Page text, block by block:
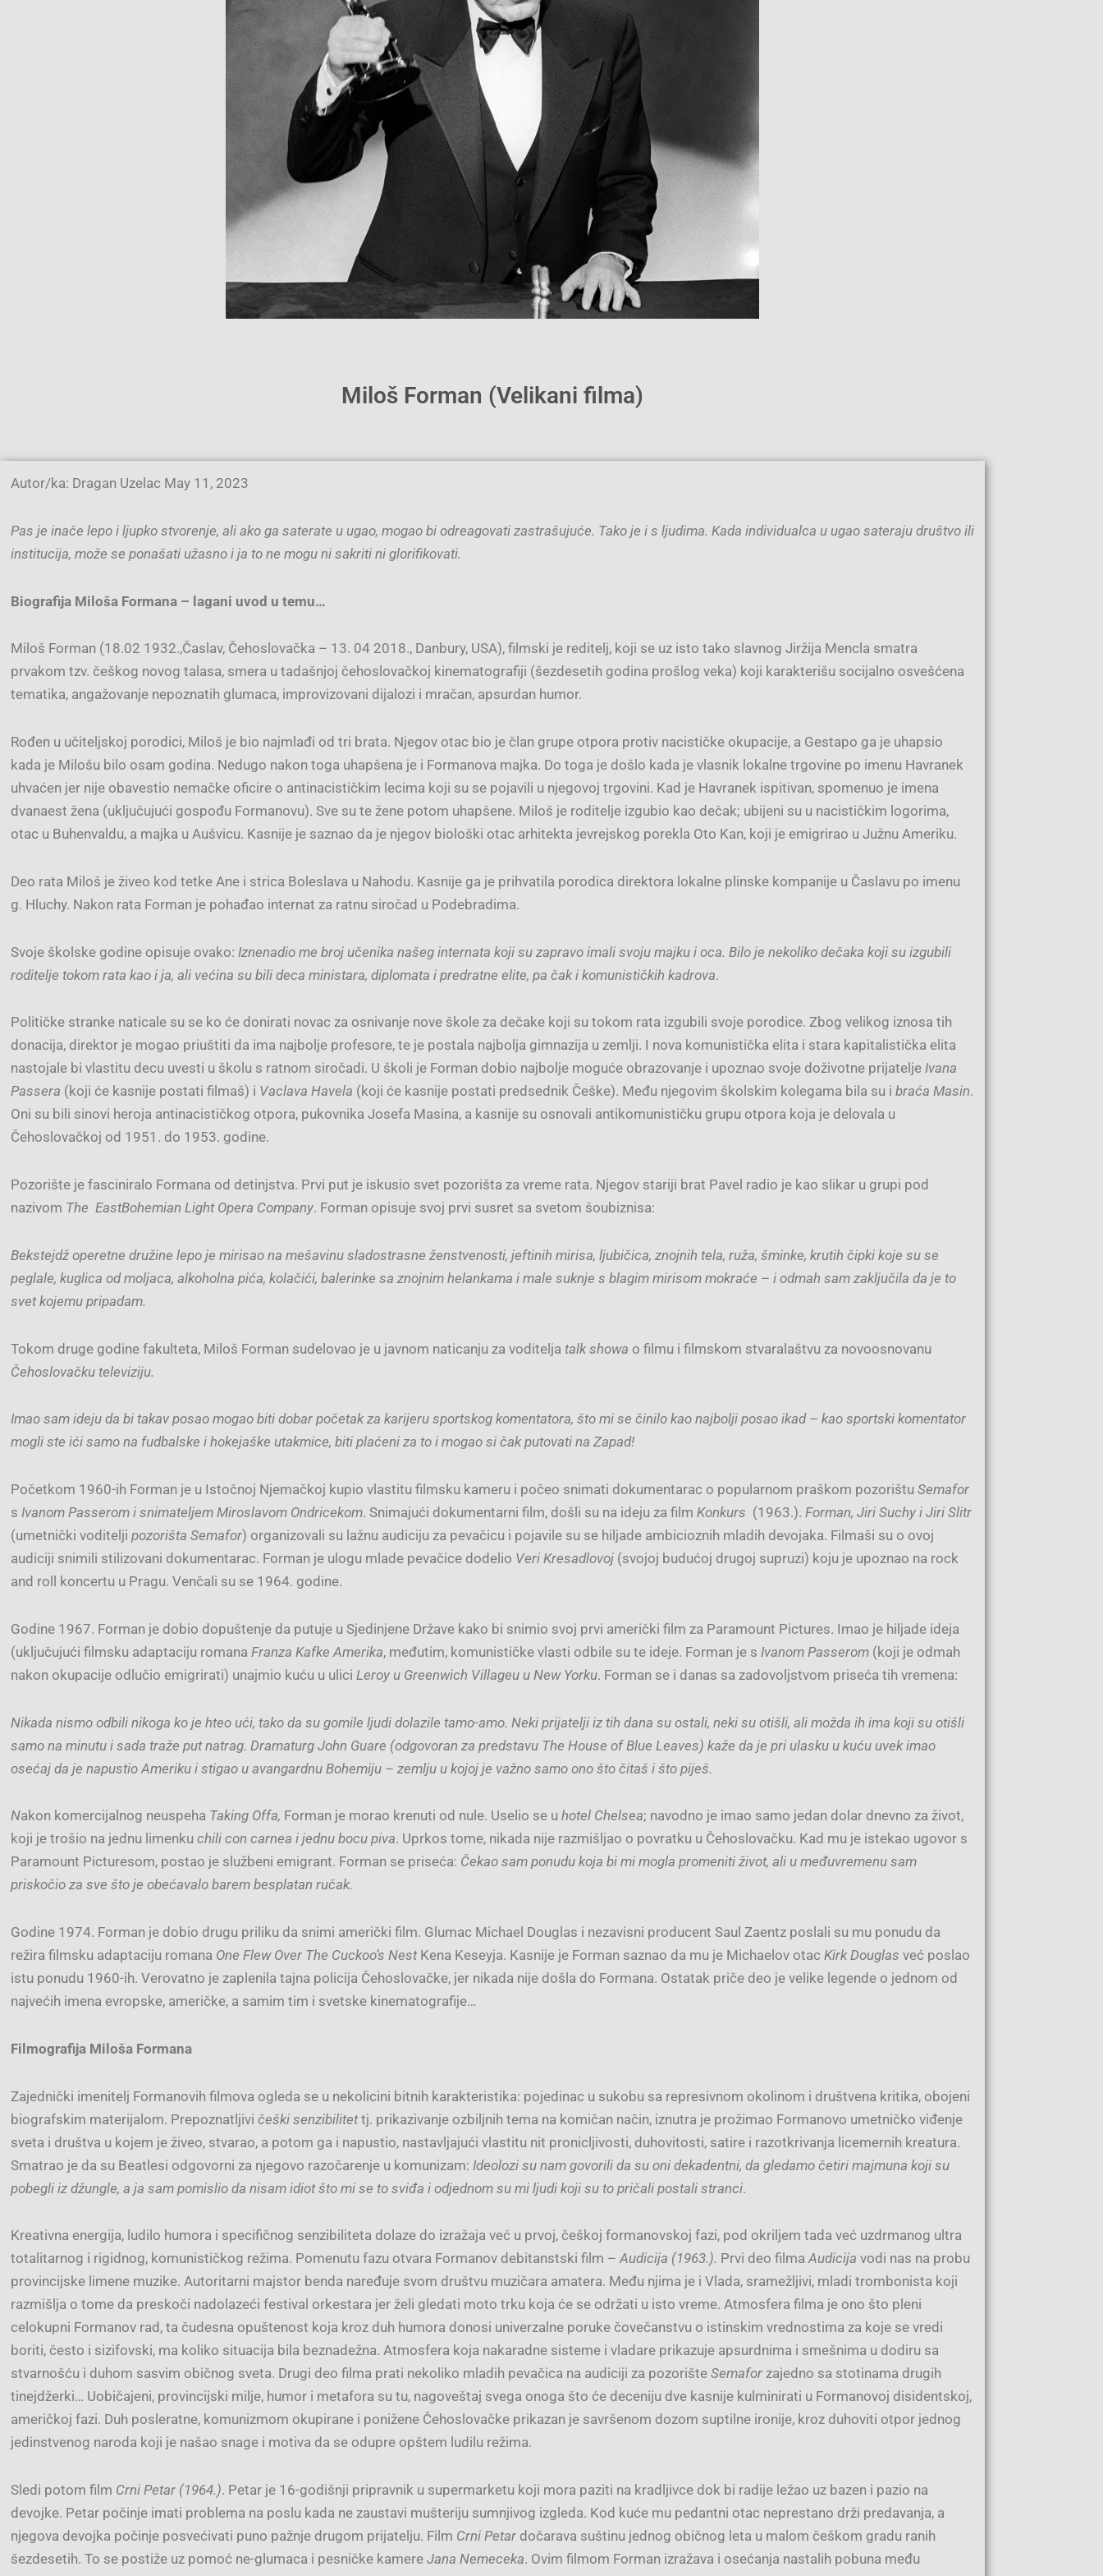
Miloš Forman (Velikani filma)
Autor/ka: Dragan Uzelac May 11, 2023
Pas je inače lepo i ljupko stvorenje, ali ako ga saterate u ugao, mogao bi odreagovati zastrašujuće. Tako je i s ljudima. Kada individualca u ugao sateraju društvo ili
institucija, može se ponašati užasno i ja to ne mogu ni sakriti ni glorifikovati.
Biografija Miloša Formana – lagani uvod u temu…
Miloš Forman (18.02 1932.,Časlav, Čehoslovačka – 13. 04 2018., Danbury, USA), filmski je reditelj, koji se uz isto tako slavnog Jiržija Mencla smatra
prvakom tzv. češkog novog talasa, smera u tadašnjoj čehoslovačkoj kinematografiji (šezdesetih godina prošlog veka) koji karakterišu socijalno osvešćena
tematika, angažovanje nepoznatih glumaca, improvizovani dijalozi i mračan, apsurdan humor.
Rođen u učiteljskoj porodici, Miloš je bio najmlađi od tri brata. Njegov otac bio je član grupe otpora protiv nacističke okupacije, a Gestapo ga je uhapsio
kada je Milošu bilo osam godina. Nedugo nakon toga uhapšena je i Formanova majka. Do toga je došlo kada je vlasnik lokalne trgovine po imenu Havranek
uhvaćen jer nije obavestio nemačke oficire o antinacističkim lecima koji su se pojavili u njegovoj trgovini. Kad je Havranek ispitivan, spomenuo je imena
dvanaest žena (uključujući gospođu Formanovu). Sve su te žene potom uhapšene. Miloš je roditelje izgubio kao dečak; ubijeni su u nacističkim logorima,
otac u Buhenvaldu, a majka u Aušvicu. Kasnije je saznao da je njegov biološki otac arhitekta jevrejskog porekla Oto Kan, koji je emigrirao u Južnu Ameriku.
Deo rata Miloš je živeo kod tetke Ane i strica Boleslava u Nahodu. Kasnije ga je prihvatila porodica direktora lokalne plinske kompanije u Časlavu po imenu
g. Hluchy. Nakon rata Forman je pohađao internat za ratnu siročad u Podebradima.
Svoje školske godine opisuje ovako: Iznenadio me broj učenika našeg internata koji su zapravo imali svoju majku i oca. Bilo je nekoliko dečaka koji su izgubili
roditelje tokom rata kao i ja, ali većina su bili deca ministara, diplomata i predratne elite, pa čak i komunističkih kadrova.
Političke stranke naticale su se ko će donirati novac za osnivanje nove škole za dečake koji su tokom rata izgubili svoje porodice. Zbog velikog iznosa tih
donacija, direktor je mogao priuštiti da ima najbolje profesore, te je postala najbolja gimnazija u zemlji. I nova komunistička elita i stara kapitalistička elita
nastojale bi vlastitu decu uvesti u školu s ratnom siročadi. U školi je Forman dobio najbolje moguće obrazovanje i upoznao svoje doživotne prijatelje Ivana
Passera (koji će kasnije postati filmaš) i Vaclava Havela (koji će kasnije postati predsednik Češke). Među njegovim školskim kolegama bila su i braća Masin.
Oni su bili sinovi heroja antinacističkog otpora, pukovnika Josefa Masina, a kasnije su osnovali antikomunističku grupu otpora koja je delovala u
Čehoslovačkoj od 1951. do 1953. godine.
Pozorište je fasciniralo Formana od detinjstva. Prvi put je iskusio svet pozorišta za vreme rata. Njegov stariji brat Pavel radio je kao slikar u grupi pod
nazivom The EastBohemian Light Opera Company. Forman opisuje svoj prvi susret sa svetom šoubiznisa:
Bekstejdž operetne družine lepo je mirisao na mešavinu sladostrasne ženstvenosti, jeftinih mirisa, ljubičica, znojnih tela, ruža, šminke, krutih čipki koje su se
peglale, kuglica od moljaca, alkoholna pića, kolačići, balerinke sa znojnim helankama i male suknje s blagim mirisom mokraće – i odmah sam zaključila da je to
svet kojemu pripadam.
Tokom druge godine fakulteta, Miloš Forman sudelovao je u javnom naticanju za voditelja talk showa o filmu i filmskom stvaralaštvu za novoosnovanu
Čehoslovačku televiziju.
Imao sam ideju da bi takav posao mogao biti dobar početak za karijeru sportskog komentatora, što mi se činilo kao najbolji posao ikad – kao sportski komentator
mogli ste ići samo na fudbalske i hokejaške utakmice, biti plaćeni za to i mogao si čak putovati na Zapad!
Početkom 1960-ih Forman je u Istočnoj Njemačkoj kupio vlastitu filmsku kameru i počeo snimati dokumentarac o popularnom praškom pozorištu Semafor
s Ivanom Passerom i snimateljem Miroslavom Ondricekom. Snimajući dokumentarni film, došli su na ideju za film Konkurs (1963.). Forman, Jiri Suchy i Jiri Slitr
(umetnički voditelji pozorišta Semafor) organizovali su lažnu audiciju za pevačicu i pojavile su se hiljade ambicioznih mladih devojaka. Filmaši su o ovoj
audiciji snimili stilizovani dokumentarac. Forman je ulogu mlade pevačice dodelio Veri Kresadlovoj (svojoj budućoj drugoj supruzi) koju je upoznao na rock
and roll koncertu u Pragu. Venčali su se 1964. godine.
Godine 1967. Forman je dobio dopuštenje da putuje u Sjedinjene Države kako bi snimio svoj prvi američki film za Paramount Pictures. Imao je hiljade ideja
(uključujući filmsku adaptaciju romana Franza Kafke Amerika, međutim, komunističke vlasti odbile su te ideje. Forman je s Ivanom Passerom (koji je odmah
nakon okupacije odlučio emigrirati) unajmio kuću u ulici Leroy u Greenwich Villageu u New Yorku. Forman se i danas sa zadovoljstvom priseća tih vremena:
Nikada nismo odbili nikoga ko je hteo ući, tako da su gomile ljudi dolazile tamo-amo. Neki prijatelji iz tih dana su ostali, neki su otišli, ali možda ih ima koji su otišli
samo na minutu i sada traže put natrag. Dramaturg John Guare (odgovoran za predstavu The House of Blue Leaves) kaže da je pri ulasku u kuću uvek imao
osećaj da je napustio Ameriku i stigao u avangardnu ​​Bohemiju – zemlju u kojoj je važno samo ono što čitaš i što piješ.
Nakon komercijalnog neuspeha Taking Offa, Forman je morao krenuti od nule. Uselio se u hotel Chelsea; navodno je imao samo jedan dolar dnevno za život,
koji je trošio na jednu limenku chili con carnea i jednu bocu piva. Uprkos tome, nikada nije razmišljao o povratku u Čehoslovačku. Kad mu je istekao ugovor s
Paramount Picturesom, postao je službeni emigrant. Forman se priseća: Čekao sam ponudu koja bi mi mogla promeniti život, ali u međuvremenu sam
priskočio za sve što je obećavalo barem besplatan ručak.
Godine 1974. Forman je dobio drugu priliku da snimi američki film. Glumac Michael Douglas i nezavisni producent Saul Zaentz poslali su mu ponudu da
režira filmsku adaptaciju romana One Flew Over The Cuckoo’s NestKena Keseyja. Kasnije je Forman saznao da mu je Michaelov otac Kirk Douglas već poslao
istu ponudu 1960-ih. Verovatno je zaplenila tajna policija Čehoslovačke, jer nikada nije došla do Formana. Ostatak priče deo je velike legende o jednom od
najvećih imena evropske, američke, a samim tim i svetske kinematografije…
Filmografija Miloša Formana
Zajednički imenitelj Formanovih filmova ogleda se u nekolicini bitnih karakteristika: pojedinac u sukobu sa represivnom okolinom i društvena kritika, obojeni
biografskim materijalom. Prepoznatljivi češki senzibilitettj. prikazivanje ozbiljnih tema na komičan način, iznutra je prožimao Formanovo umetničko viđenje
sveta i društva u kojem je živeo, stvarao, a potom ga i napustio, nastavljajući vlastitu nit pronicljivosti, duhovitosti, satire i razotkrivanja licemernih kreatura.
Smatrao je da su Beatlesi odgovorni za njegovo razočarenje u komunizam: Ideolozi su nam govorili da su oni dekadentni, da gledamo četiri majmuna koji su
pobegli iz džungle, a ja sam pomislio da nisam idiot što mi se to sviđa i odjednom su mi ljudi koji su to pričali postali stranci.
Kreativna energija, ludilo humora i specifičnog senzibiliteta dolaze do izražaja već u prvoj, češkoj formanovskoj fazi, pod okriljem tada već uzdrmanog ultra
totalitarnog i rigidnog, komunističkog režima. Pomenutu fazu otvara Formanov debitanstski film –Audicija (1963.). Prvi deo filmaAudicija vodi nas na probu
provincijske limene muzike. Autoritarni majstor benda naređuje svom društvu muzičara amatera. Među njima je i Vlada, sramežljivi, mladi trombonista koji
razmišlja o tome da preskoči nadolazeći festival orkestara jer želi gledati moto trku koja će se održati u isto vreme. Atmosfera filma je ono što pleni
celokupni Formanov rad, ta čudesna opuštenost koja kroz duh humora donosi univerzalne poruke čovečanstvu o istinskim vrednostima za koje se vredi
boriti, često i sizifovski, ma koliko situacija bila beznadežna. Atmosfera koja nakaradne sisteme i vladare prikazuje apsurdnima i smešnima u dodiru sa
stvarnošću i duhom sasvim običnog sveta. Drugi deo filma prati nekoliko mladih pevačica na audiciji za pozorište Semafor zajedno sa stotinama drugih
tinejdžerki… Uobičajeni, provincijski milje, humor i metafora su tu, nagoveštaj svega onoga što će deceniju dve kasnije kulminirati u Formanovoj disidentskoj,
američkoj fazi. Duh posleratne, komunizmom okupirane i ponižene Čehoslovačke prikazan je savršenom dozom suptilne ironije, kroz duhoviti otpor jednog
jedinstvenog naroda koji je našao snage i motiva da se odupre opštem ludilu režima.
Sledi potom film Crni Petar (1964.). Petar je 16-godišnji pripravnik u supermarketu koji mora paziti na kradljivce dok bi radije ležao uz bazen i pazio na
devojke. Petar počinje imati problema na poslu kada ne zaustavi mušteriju sumnjivog izgleda. Kod kuće mu pedantni otac neprestano drži predavanja, a
njegova devojka počinje posvećivati ​​puno pažnje drugom prijatelju. Film Crni Petar dočarava suštinu jednog običnog leta u malom češkom gradu ranih
šezdesetih. To se postiže uz pomoć ne-glumaca i pesničke kamere Jana Nemeceka. Ovim filmom Forman izražava i osećanja nastalih pobuna među